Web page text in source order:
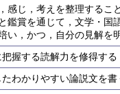
感じ，考えを整理する
鑑賞を通じて，文学・
い，かつ，自分の見解
把握する読解力を修得する
たわかりやすい論説文を